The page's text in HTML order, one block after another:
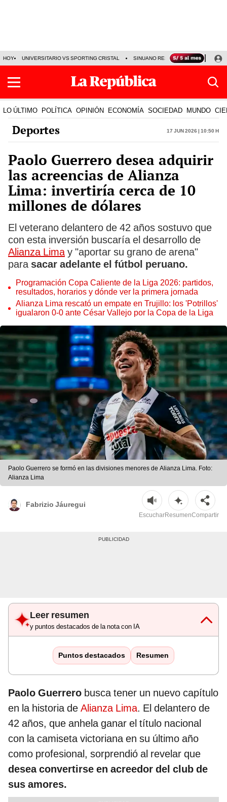
HOY UNIVERSITARIO VS SPORTING CRISTAL SINUANO RESULTADOS HOY
LO ÚLTIMO POLÍTICA OPINIÓN ECONOMÍA SOCIEDAD MUNDO
Deportes 17 Jun 2026 | 10:50 h
Paolo Guerrero desea adquirir
las acreencias de Alianza
Lima: invertiría cerca de 10
millones de dólares
El veterano delantero de 42 años sostuvo que
con esta inversión buscaría el desarrollo de
Alianza Limay "aportar su grano de arena"
para sacar adelante el fútbol peruano.
Programación Copa Caliente de la Liga 2026: partidos,
resultados, horarios y dónde ver la primera jornada
Alianza Lima rescató un empate en Trujillo: los 'Potrillos'
igualaron 0-0 ante César Vallejo por la Copa de la Liga
Paolo Guerrero se formó en las divisiones menores de Alianza Lima. Foto:
Alianza Lima
Fabrizio Jáuregui
EscucharResumenCompartir
Leer resumen
y puntos destacados de la nota con IA
Puntos destacados Resumen
Paolo Guerrero busca tener un nuevo capítulo
en la historia de Alianza Lima. El delantero de
42 años, que anhela ganar el título nacional
con la camiseta victoriana en su último año
como profesional, sorprendió al revelar que
desea convertirse en acreedor del club de
sus amores.